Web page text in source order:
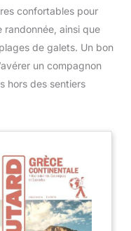
confortables pour
randonnée, ainsi que
de galets. Un bon
un compagnon
hors des sentiers